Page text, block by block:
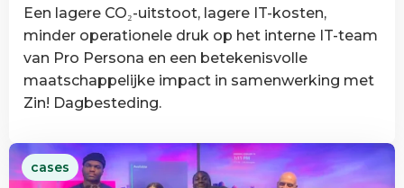
Een lagere CO₂-uitstoot, lagere IT-kosten,
minder operationele druk op het interne IT-team
van Pro Persona en een betekenisvolle
maatschappelijke impact in samenwerking met
Zin! Dagbesteding.
Lees
meercases